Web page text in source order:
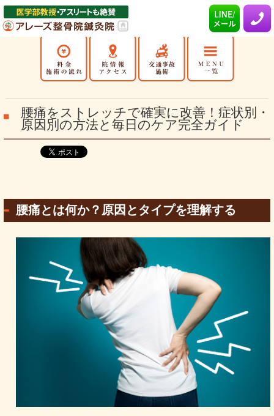
腰痛をストレッチで確実に改善！症状別・
原因別の方法と毎日のケア完全ガイド
腰痛とは何か？原因とタイプを理解する